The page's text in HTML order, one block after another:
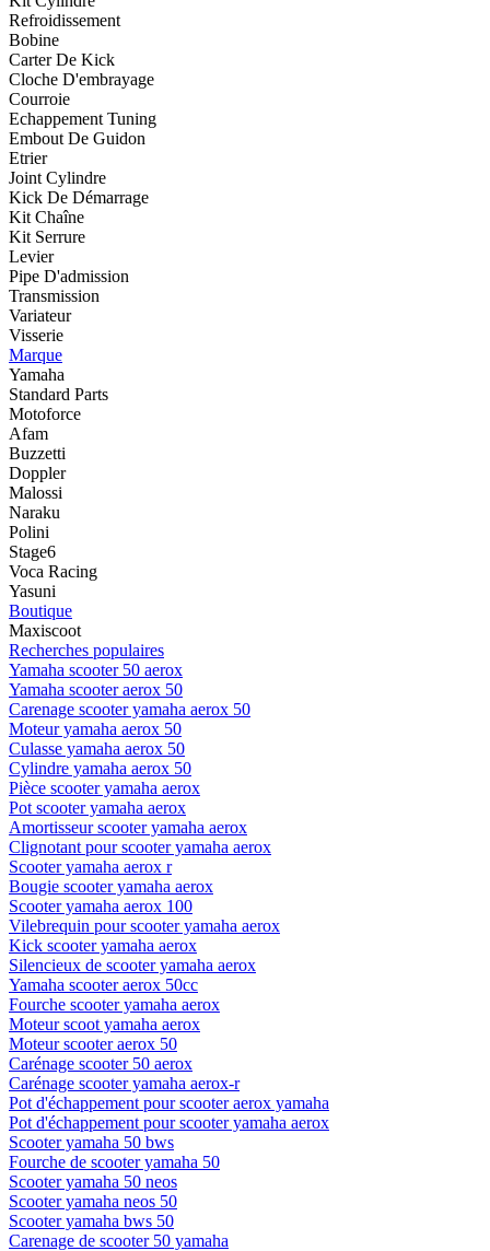
Refroidissement
Bobine
Carter De Kick
Cloche D'embrayage
Courroie
Echappement Tuning
Embout De Guidon
Etrier
Joint Cylindre
Kick De Démarrage
Kit Chaîne
Kit Serrure
Levier
Pipe D'admission
Transmission
Variateur
Visserie
Marque
Yamaha
Standard Parts
Motoforce
Afam
Buzzetti
Doppler
Malossi
Naraku
Polini
Stage6
Voca Racing
Yasuni
Boutique
Maxiscoot
Recherches populaires
Yamaha scooter 50 aerox
Yamaha scooter aerox 50
Carenage scooter yamaha aerox 50
Moteur yamaha aerox 50
Culasse yamaha aerox 50
Cylindre yamaha aerox 50
Pièce scooter yamaha aerox
Pot scooter yamaha aerox
Amortisseur scooter yamaha aerox
Clignotant pour scooter yamaha aerox
Scooter yamaha aerox r
Bougie scooter yamaha aerox
Scooter yamaha aerox 100
Vilebrequin pour scooter yamaha aerox
Kick scooter yamaha aerox
Silencieux de scooter yamaha aerox
Yamaha scooter aerox 50cc
Fourche scooter yamaha aerox
Moteur scoot yamaha aerox
Moteur scooter aerox 50
Carénage scooter 50 aerox
Carénage scooter yamaha aerox-r
Pot d'échappement pour scooter aerox yamaha
Pot d'échappement pour scooter yamaha aerox
Scooter yamaha 50 bws
Fourche de scooter yamaha 50
Scooter yamaha 50 neos
Scooter yamaha neos 50
Scooter yamaha bws 50
Carenage de scooter 50 yamaha